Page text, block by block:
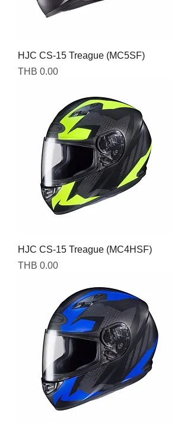
HJC CS-15 Treague (MC5SF)
Price
THB 0.00
HJC CS-15 Treague (MC4HSF)
Price
THB 0.00